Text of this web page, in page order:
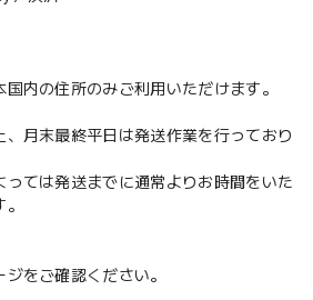
国内の住所のみご利用いただけます。
月末最終平日は発送作業を行っており
ては発送までに通常よりお時間をいた
をご確認ください。